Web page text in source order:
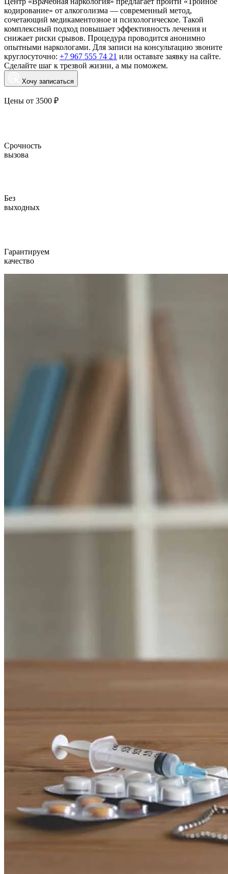
кодирование» от алкоголизма — современный метод,
сочетающий медикаментозное и психологическое. Такой
комплексный подход повышает эффективность лечения и
снижает риски срывов. Процедура проводится анонимно
опытными наркологами. Для записи на консультацию звоните
круглосуточно: +7 967 555 74 21 или оставьте заявку на сайте.
Сделайте шаг к трезвой жизни, а мы поможем.
Хочу записаться
Цены от 3500 ₽
Срочность
вызова
Без
выходных
Гарантируем
качество